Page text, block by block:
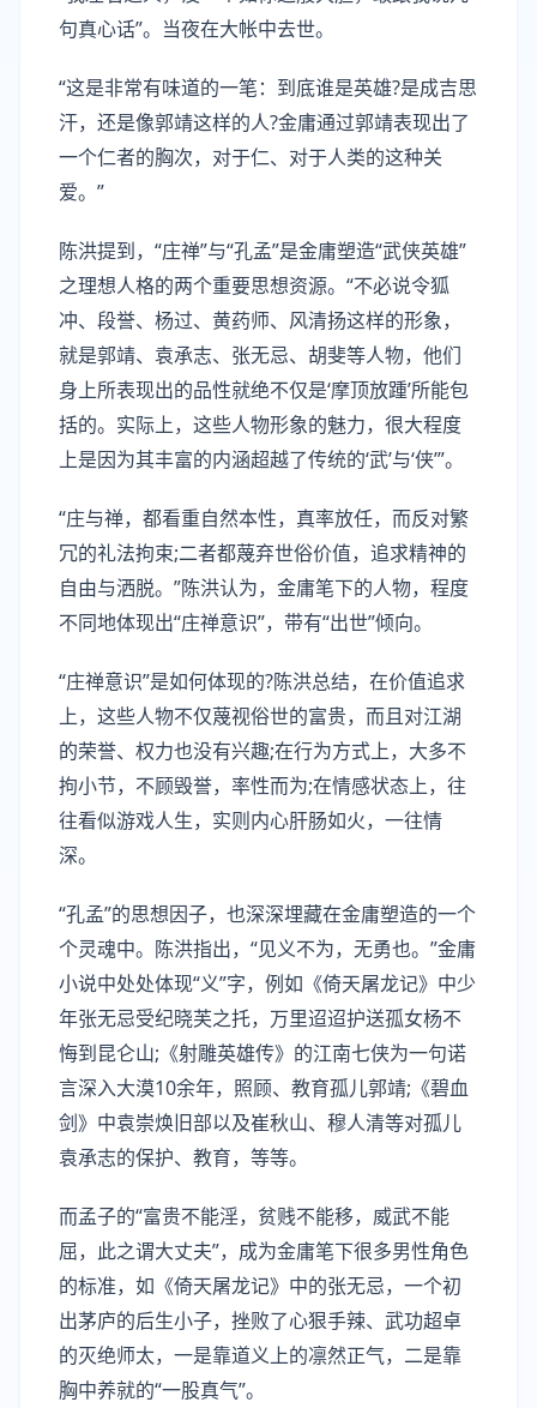
句真心话”。当夜在大帐中去世。
“这是非常有味道的一笔：到底谁是英雄?是成吉思
汗，还是像郭靖这样的人?金庸通过郭靖表现出了
一个仁者的胸次，对于仁、对于人类的这种关
爱。”
陈洪提到，“庄禅”与“孔孟”是金庸塑造“武侠英雄”
之理想人格的两个重要思想资源。“不必说令狐
冲、段誉、杨过、黄药师、风清扬这样的形象，
就是郭靖、袁承志、张无忌、胡斐等人物，他们
身上所表现出的品性就绝不仅是‘摩顶放踵’所能包
括的。实际上，这些人物形象的魅力，很大程度
上是因为其丰富的内涵超越了传统的‘武’与‘侠’”。
“庄与禅，都看重自然本性，真率放任，而反对繁
冗的礼法拘束;二者都蔑弃世俗价值，追求精神的
自由与洒脱。”陈洪认为，金庸笔下的人物，程度
不同地体现出“庄禅意识”，带有“出世”倾向。
“庄禅意识”是如何体现的?陈洪总结，在价值追求
上，这些人物不仅蔑视俗世的富贵，而且对江湖
的荣誉、权力也没有兴趣;在行为方式上，大多不
拘小节，不顾毁誉，率性而为;在情感状态上，往
往看似游戏人生，实则内心肝肠如火，一往情
深。
“孔孟”的思想因子，也深深埋藏在金庸塑造的一个
个灵魂中。陈洪指出，“见义不为，无勇也。”金庸
小说中处处体现“义”字，例如《倚天屠龙记》中少
年张无忌受纪晓芙之托，万里迢迢护送孤女杨不
悔到昆仑山;《射雕英雄传》的江南七侠为一句诺
言深入大漠10余年，照顾、教育孤儿郭靖;《碧血
剑》中袁崇焕旧部以及崔秋山、穆人清等对孤儿
袁承志的保护、教育，等等。
而孟子的“富贵不能淫，贫贱不能移，威武不能
屈，此之谓大丈夫”，成为金庸笔下很多男性角色
的标准，如《倚天屠龙记》中的张无忌，一个初
出茅庐的后生小子，挫败了心狠手辣、武功超卓
的灭绝师太，一是靠道义上的凛然正气，二是靠
胸中养就的“一股真气”。